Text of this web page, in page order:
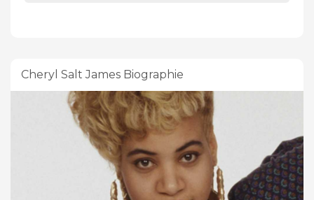
Cheryl Salt James Biographie